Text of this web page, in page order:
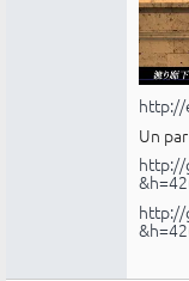
http://
Un
http://
http://